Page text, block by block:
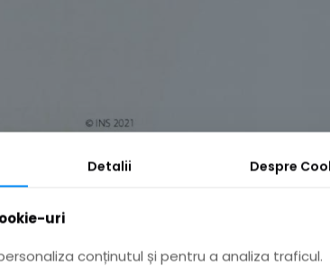
Detalii Despre
uri
conținutul și pentru a analiza traficul.